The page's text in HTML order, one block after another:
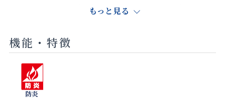
ラックス
ターコイズ
もっと見る
機能・特徴
防炎